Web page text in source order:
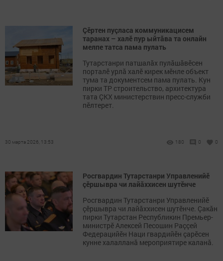
Çӗртен пуçласа коммуникацисем
таранах – халӗ пур ыйтăва та онлайн
мелпе татса пама пулать
Тутарстанри патшалăх пулăшăвӗсен
порталӗ урлă халӗ кирек мӗнле объект
тума та документсем пама пулать. Кун
пирки ТР строительство, архитектура
тата ÇКХ министерствин пресс-служби
пӗлтерет.
30 марта 2026, 13:53 180 0 0
Росгвардин Тутарстанри Управленийӗ
çӗршывра чи лайăххисен шутӗнче
Росгвардин Тутарстанри Управленийӗ
çӗршывра чи лайăххисен шутӗнче. Çакăн
пирки Тутарстан Республикин Премьер-
министрӗ Алексей Песошин Раççей
Федерацийӗн Наци гвардийӗн çарӗсен
кунне халалланă мероприятире каланă.